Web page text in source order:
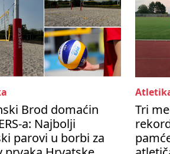
Brod domaćin
a: Najbolji
parovi u borbi za
Tri